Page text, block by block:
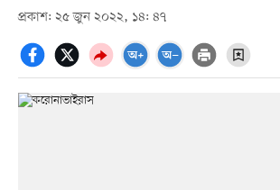
প্রকাশ: ২৫ জুন ২০২২, ১৪: ৪৭